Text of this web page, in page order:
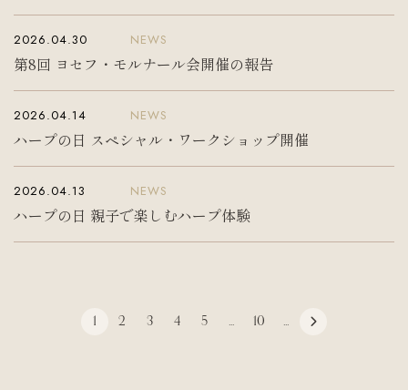
2026.04.30 NEWS
第8回 ヨセフ・モルナール会開催の報告
2026.04.14 NEWS
ハープの日 スペシャル・ワークショップ開催
2026.04.13 NEWS
ハープの日 親子で楽しむハープ体験
1 2 3 4 5 ... 10 ...